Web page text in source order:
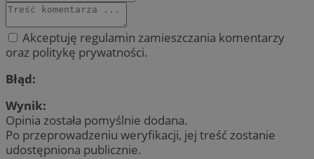
Akceptuję regulamin zamieszczania komentarzy
oraz politykę prywatności.
Błąd:
Wynik:
Opinia została pomyślnie dodana.
Po przeprowadzeniu weryfikacji, jej treść zostanie
udostępniona publicznie.